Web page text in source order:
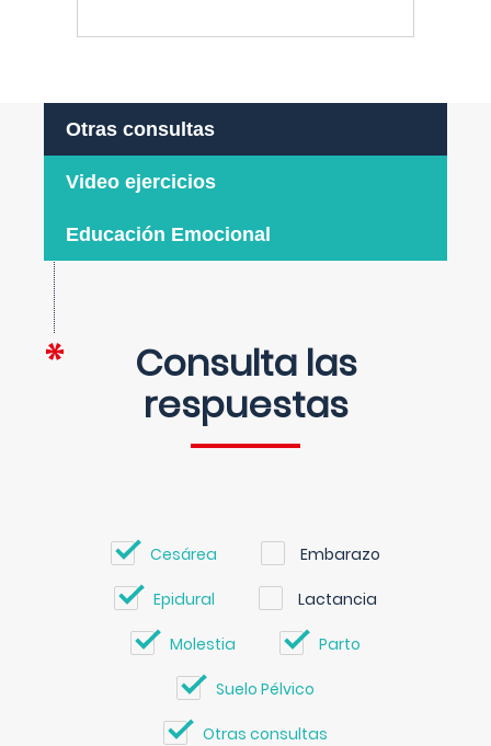
Otras consultas
Video ejercicios
Educación Emocional
Consulta las
respuestas
Cesárea Embarazo
Epidural Lactancia
Molestia Parto
Suelo Pélvico
Otras consultas